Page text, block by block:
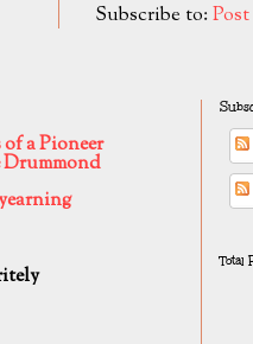
Subscribe to:
a Pioneer
Drummond
Total